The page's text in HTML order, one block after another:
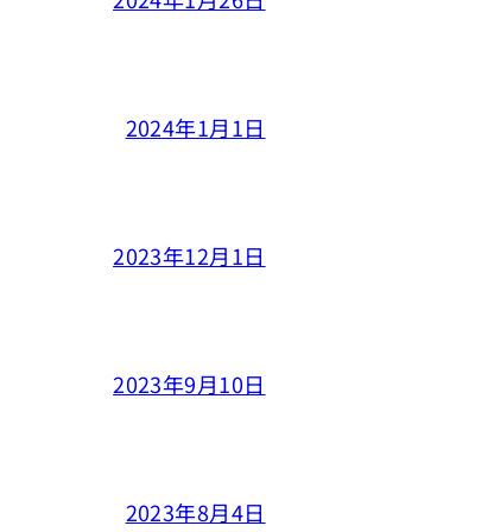
2024年1月1日
2023年12月1日
2023年9月10日
2023年8月4日